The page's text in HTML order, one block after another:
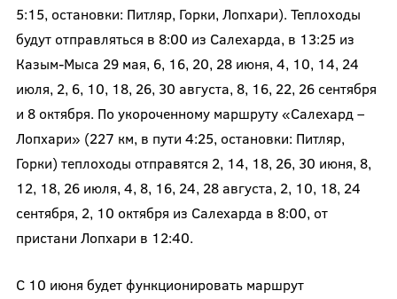
5:15, остановки: Питляр, Горки, Лопхари). Теплоходы
будут отправляться в 8:00 из Салехарда, в 13:25 из
Казым-Мыса 29 мая, 6, 16, 20, 28 июня, 4, 10, 14, 24
июля, 2, 6, 10, 18, 26, 30 августа, 8, 16, 22, 26 сентября
и 8 октября. По укороченному маршруту «Салехард –
Лопхари» (227 км, в пути 4:25, остановки: Питляр,
Горки) теплоходы отправятся 2, 14, 18, 26, 30 июня, 8,
12, 18, 26 июля, 4, 8, 16, 24, 28 августа, 2, 10, 18, 24
сентября, 2, 10 октября из Салехарда в 8:00, от
пристани Лопхари в 12:40.
С 10 июня будет функционировать маршрут